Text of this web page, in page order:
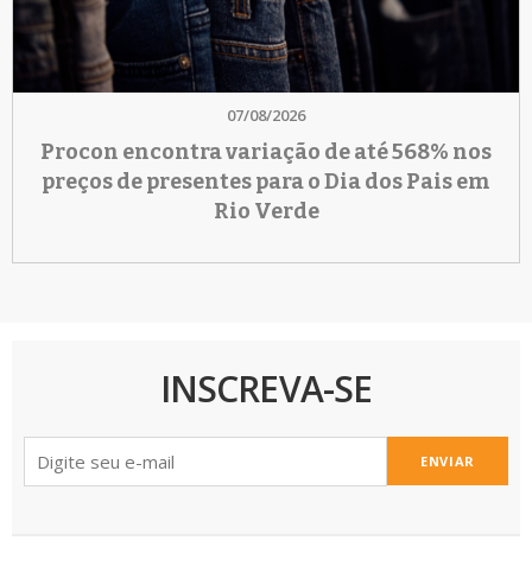
07/08/2026
Procon encontra variação de até 568% nos
preços de presentes para o Dia dos Pais em
Rio Verde
INSCREVA-SE
ENVIAR